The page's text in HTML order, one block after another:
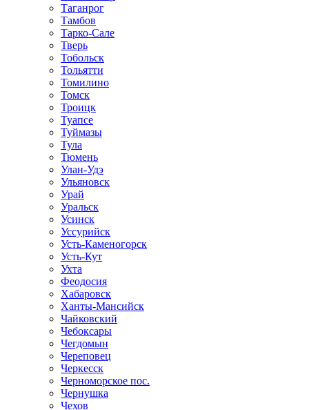
Таганрог
Тамбов
Тарко-Сале
Тверь
Тобольск
Тольятти
Томилино
Томск
Троицк
Туапсе
Туймазы
Тула
Тюмень
Улан-Удэ
Ульяновск
Урай
Уральск
Усинск
Уссурийск
Усть-Каменогорск
Усть-Кут
Ухта
Феодосия
Хабаровск
Ханты-Мансийск
Чайковский
Чебоксары
Чегдомын
Череповец
Черкесск
Черноморское пос.
Чернушка
Чехов